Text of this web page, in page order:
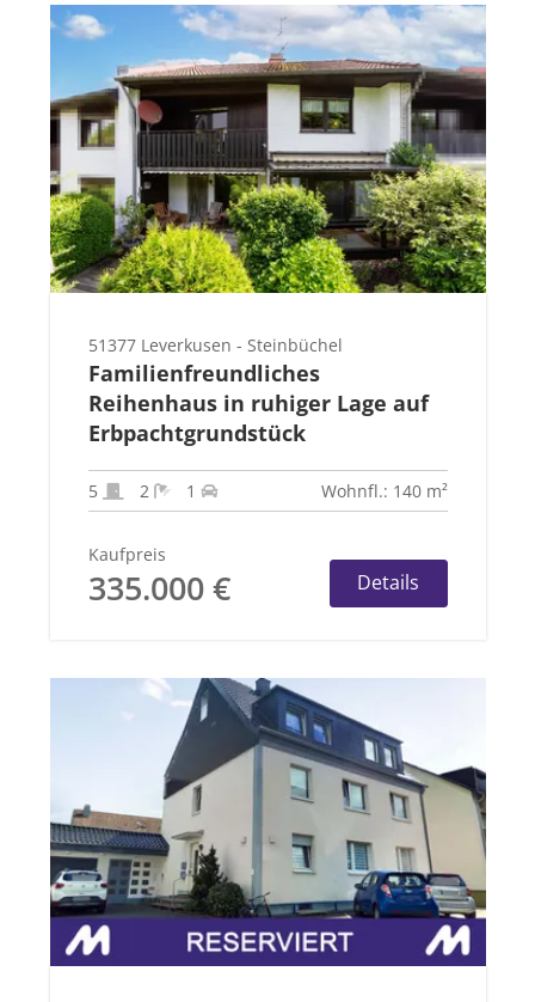
51377 Leverkusen - Steinbüchel
Familienfreundliches
Reihenhaus in ruhiger Lage auf
Erbpachtgrundstück
5 2 1 Wohnfl.: 140 m²
Kaufpreis
335.000 € Details